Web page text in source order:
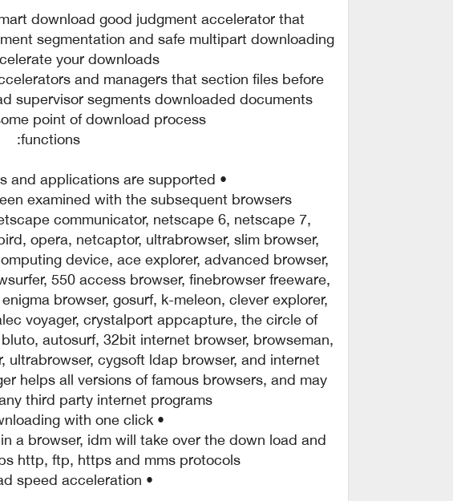
download good judgment accelerator that
segmentation and safe multipart downloading
your downloads.
and managers that section files before
supervisor segments downloaded documents
point of download process.
functions:
• all popular browsers and applications are supported!
examined with the subsequent browsers:
communicator, netscape 6, netscape 7,
opera, netcaptor, ultrabrowser, slim browser,
device, ace explorer, advanced browser,
550 access browser, finebrowser freeware,
browser, gosurf, k-meleon, clever explorer,
voyager, crystalport appcapture, the circle of
autosurf, 32bit internet browser, browseman,
ultrabrowser, cygsoft ldap browser, and internet
helps all versions of famous browsers, and may
third party internet programs.
• clean downloading with one click.
a browser, idm will take over the down load and
http, ftp, https and mms protocols.
• download speed acceleration.